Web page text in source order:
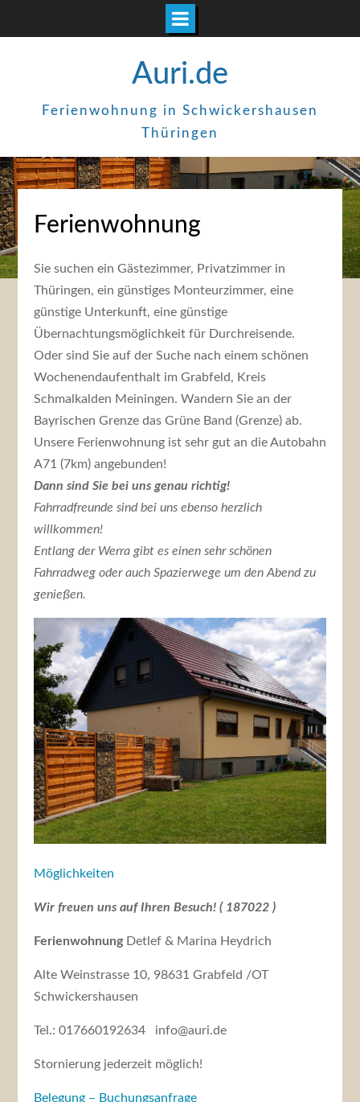
Auri.de
Ferienwohnung in Schwickershausen
Thüringen
Ferienwohnung
Sie suchen ein Gästezimmer, Privatzimmer in
Thüringen, ein günstiges Monteurzimmer, eine
günstige Unterkunft, eine günstige
Übernachtungsmöglichkeit für Durchreisende.
Oder sind Sie auf der Suche nach einem schönen
Wochenendaufenthalt im Grabfeld, Kreis
Schmalkalden Meiningen. Wandern Sie an der
Bayrischen Grenze das Grüne Band (Grenze) ab.
Unsere Ferienwohnung ist sehr gut an die Autobahn
A71 (7km) angebunden!
Dann sind Sie bei uns genau richtig!
Fahrradfreunde sind bei uns ebenso herzlich
willkommen!
Entlang der Werra gibt es einen sehr schönen
Fahrradweg oder auch Spazierwege um den Abend zu
genießen.
Möglichkeiten
Wir freuen uns auf Ihren Besuch! ( 187022 )
Ferienwohnung Detlef & Marina Heydrich
Alte Weinstrasse 10, 98631 Grabfeld /OT
Schwickershausen
Tel.: 017660192634 info@auri.de
Stornierung jederzeit möglich!
Belegung – Buchungsanfrage